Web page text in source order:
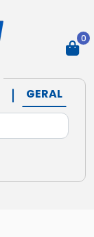
| GERAL
0